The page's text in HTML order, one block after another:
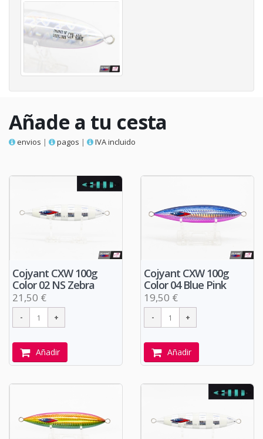
Añade a tu cesta
envios | pagos | IVA incluido
Cojyant CXW 100g
Color 02 NS Zebra
21,50 €
Añadir
Cojyant CXW 100g
Color 04 Blue Pink
19,50 €
Añadir